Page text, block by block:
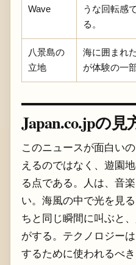
Wave
うな回転感
る。
八景島の
立地
海に囲まれ
が体験の一
Japan.co.jpの見
このニュースが面白い
えるのではなく、遊園
る点である。人は、音
い。海風の中で光を見
ちと同じ瞬間に叫ぶと
がする。テクノロジー
するために使われるべき